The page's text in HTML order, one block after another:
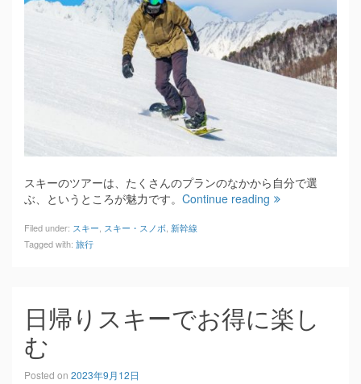
スキーのツアーは、たくさんのプランのなかから自分で選
ぶ、というところが魅力です。 Continue reading
Filed under: スキー スキー・スノボ 新幹線
Tagged with: 旅行
日帰りスキーでお得に楽し
む
Posted on 2023年9月12日